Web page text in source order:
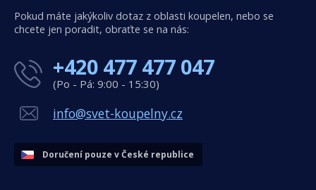
Pokud máte jakýkoliv dotaz z oblasti koupelen, nebo se
chcete jen poradit, obraťte se na nás:
+420 477 477 047
(Po - Pá: 9:00 - 15:30)
info@svet-koupelny.cz
Doručení pouze v České republice